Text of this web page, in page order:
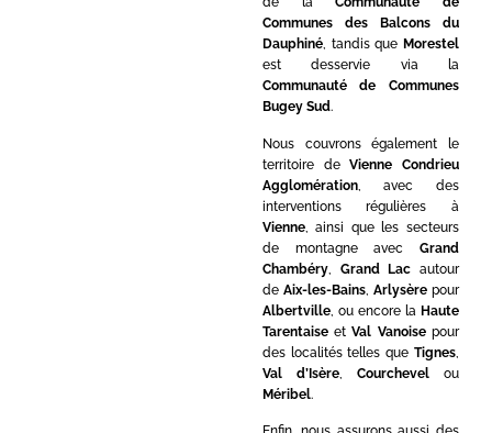
Communes des Balcons du
Dauphiné, tandis que Morestel
est desservie via la
Communauté de Communes
Bugey Sud.
Nous couvrons également le
territoire deVienne Condrieu
Agglomération, avec des
interventions régulières à
Vienne, ainsi que les secteurs
de montagne avec Grand
Chambéry, Grand Lac autour
de Aix-les-Bains, Arlysèrepour
Albertville, ou encore la Haute
TarentaiseetVal Vanoisepour
des localités telles que Tignes
Val d’Isère, Courchevelou
Méribel.